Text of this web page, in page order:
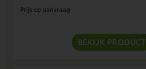
Prijs op aanvraag
BEKIJK PRODUCT